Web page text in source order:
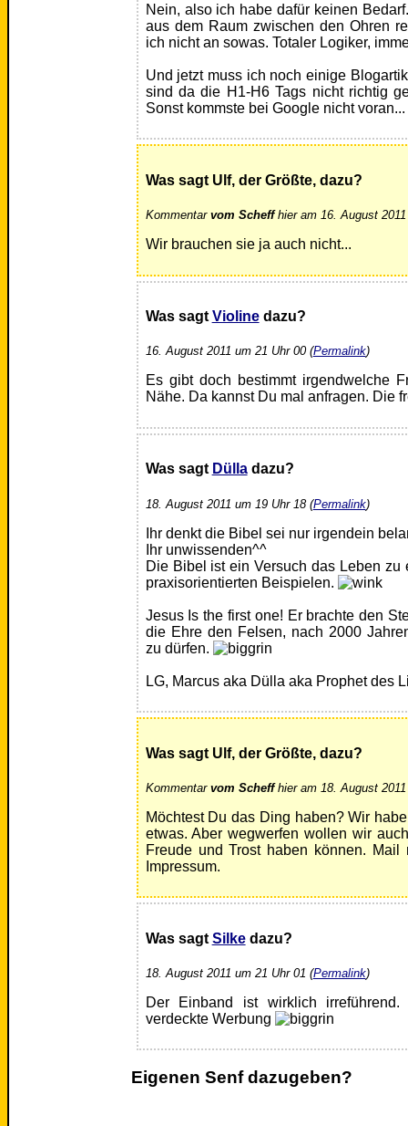
Nein, also ich habe dafür keinen
aus dem Raum zwischen den Ohren
ich nicht an sowas. Totaler Logiker,
Und jetzt muss ich noch einige
sind da die H1-H6 Tags nicht richtig
Sonst kommste bei Google nicht voran...
Was sagt Ulf, der Größte, dazu?
Kommentar vom Scheffhier am 16. August
Wir brauchen sie ja auch nicht...
Was sagt Violinedazu?
16. August 2011 um 21 Uhr 00 (Permalink)
Es gibt doch bestimmt irgendwelche
Nähe. Da kannst Du mal anfragen. Die
Was sagt Dülladazu?
18. August 2011 um 19 Uhr 18 (Permalink)
Ihr denkt die Bibel sei nur irgendein
Ihr unwissenden^^
Die Bibel ist ein Versuch das Leben zu
praxisorientierten Beispielen.
Jesus Is the first one! Er brachte den
die Ehre den Felsen, nach 2000
zu dürfen.
LG, Marcus aka Dülla aka Prophet des
Was sagt Ulf, der Größte, dazu?
Kommentar vom Scheffhier am 18. August
Möchtest Du das Ding haben? Wir
etwas. Aber wegwerfen wollen wir
Freude und Trost haben können.
Impressum.
Was sagt Silkedazu?
18. August 2011 um 21 Uhr 01 (Permalink)
Der Einband ist wirklich
verdeckte Werbung
Eigenen Senf dazugeben?